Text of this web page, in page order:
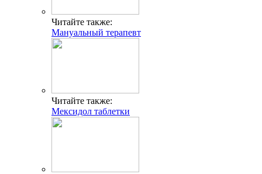
Читайте также:
Мануальный терапевт
Читайте также:
Мексидол таблетки